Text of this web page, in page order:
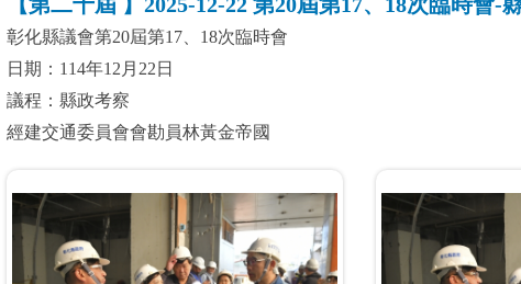
彰化縣議會第20屆第17、18次臨時會
日期：114年12月22日
議程：縣政考察
經建交通委員會會勘員林黃金帝國